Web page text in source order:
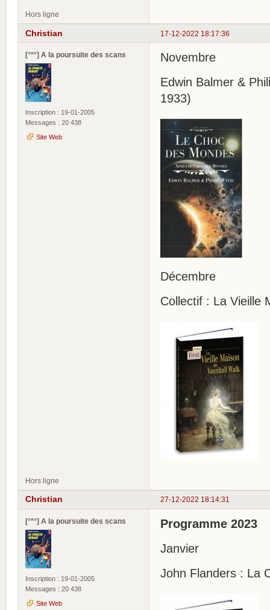
Hors ligne
17-12-2022 18:17:36
Christian
[°*°] A la poursuite des scans
Inscription : 19-01-2005
Messages : 20 438
Site Web
Novembre
Edwin Balmer &
1933)
Décembre
Collectif : La Vieille
Hors ligne
27-12-2022 18:14:31
Christian
[°*°] A la poursuite des scans
Inscription : 19-01-2005
Messages : 20 438
Site Web
Programme 2023
Janvier
John Flanders : La